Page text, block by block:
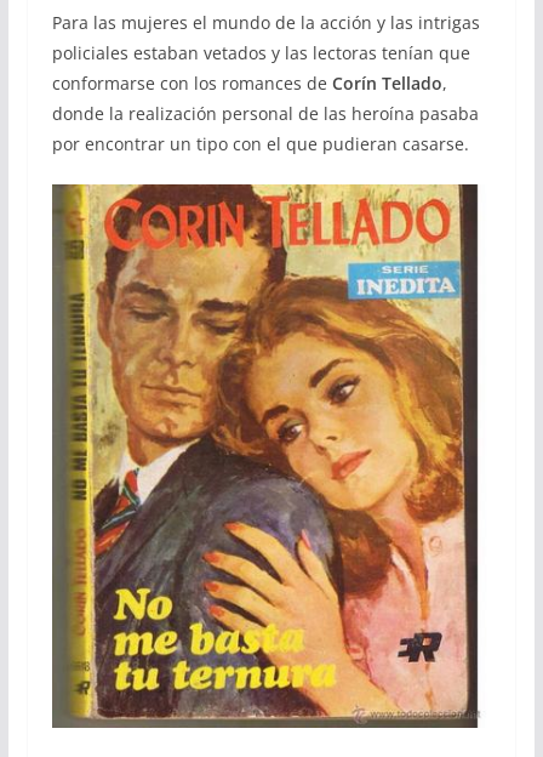
Para las mujeres el mundo de la acción y las intrigas
policiales estaban vetados y las lectoras tenían que
conformarse con los romances de Corín Tellado,
donde la realización personal de las heroína pasaba
por encontrar un tipo con el que pudieran casarse.